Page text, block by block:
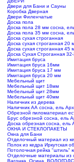
Двери для Бани и Сауны
Коробка Дверная
Двери Филенчатые
Доска пола
Доска пола 28 мм сосна,
Доска пола 35 мм сосна,
Доска сухая строганная
Доска сухая строганная 20
Доска сухая строганная 45
Доска Сухая Строганная
Имитация бруса
Имитация бруса 16мм
Имитация бруса 17 мм
Имитация бруса 20 мм
Мебельный щит
Мебельный щит 18мм
Мебельный щит 28мм
Мебельный щит 40мм
Наличник из дерева
Наличник АА сосна, ель
Обрезной пиломатериал
Брус обрезной сосна, ель
Доска обрезная сосна, ель
ОКНА И СТЕКЛОПАКЕТЫ
Окна для Бани
Отделочный материал из
Полок из кедра Иркутская
Потолочная рейка "штиль"
Отделочные материалы из
Вагонка. Осина.